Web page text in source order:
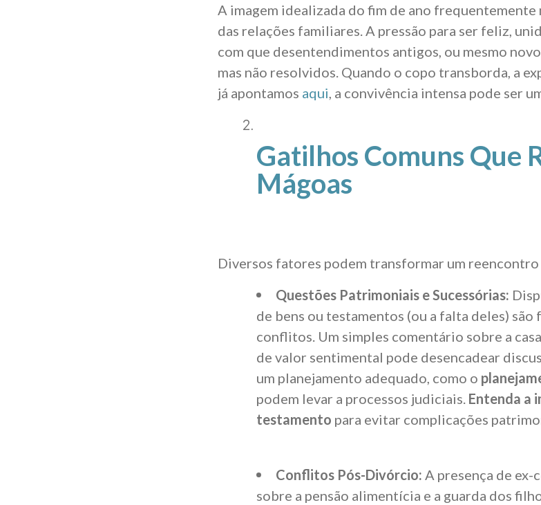
A imagem idealizada do fim de ano frequentemente
das relações familiares. A pressão para ser feliz,
com que desentendimentos antigos, ou mesmo
mas não resolvidos. Quando o copo transborda, a
já apontamos aqui , a convivência intensa pode ser
Gatilhos Comuns Que
Mágoas
Diversos fatores podem transformar um
Questões Patrimoniais e Sucessórias:
de bens ou testamentos (ou a falta deles) são
conflitos. Um simples comentário sobre a
de valor sentimental pode desencadear
um planejamento adequado, como o
podem levar a processos judiciais. Entenda a
testamento para evitar complicações
Conflitos Pós-Divórcio: A presença de ex-
sobre a pensão alimentícia e a guarda dos